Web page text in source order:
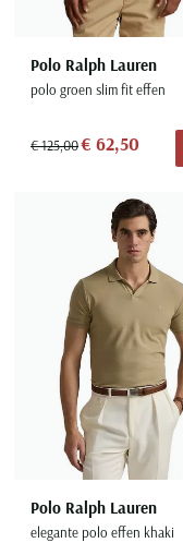
Polo Ralph Lauren
polo groen slim fit effen
€ 125,00€ 62,50
Polo Ralph Lauren
elegante polo effen khaki